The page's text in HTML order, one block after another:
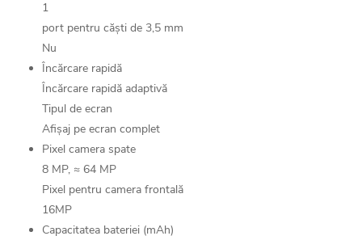
1
port pentru căști de 3,5 mm
Nu
Încărcare rapidă
Încărcare rapidă adaptivă
Tipul de ecran
Afișaj pe ecran complet
Pixel camera spate
8 MP, ≈ 64 MP
Pixel pentru camera frontală
16MP
Capacitatea bateriei (mAh)